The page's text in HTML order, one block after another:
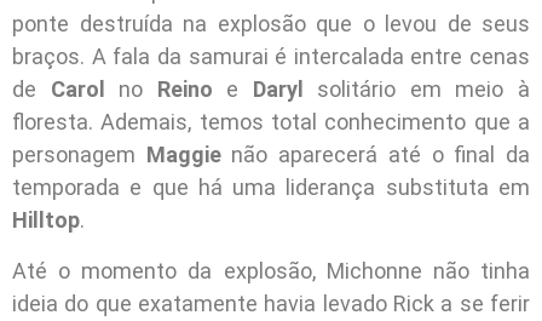
ponte destruída na explosão que o levou de seus
braços. A fala da samurai é intercalada entre cenas
de Carol no Reino e Daryl
solitário em meio à
floresta. Ademais, temos total conhecimento que a
personagem Maggienão aparecerá até o final da
temporada e que há uma liderança substituta em
Hilltop.
Até o momento da explosão, Michonne não tinha
ideia do que exatamente havia levado Rick a se ferir